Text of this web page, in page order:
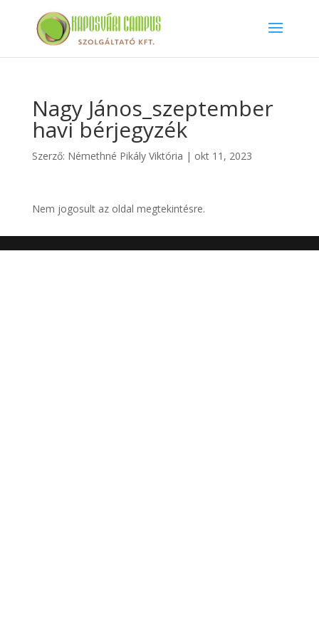
Nagy János_szeptember
havi bérjegyzék
Szerző: Némethné Pikály Viktória | okt 11, 2023
Nem jogosult az oldal megtekintésre.